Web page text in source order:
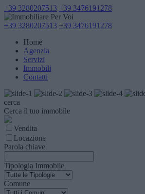
+39 3280207513 +39 3476191278
+39 3280207513 +39 3476191278
Home
Agenzia
Servizi
Immobili
Contatti
cerca
Cerca il tuo immobile
Vendita
Locazione
Parola chiave
Tipologia Immobile
Comune